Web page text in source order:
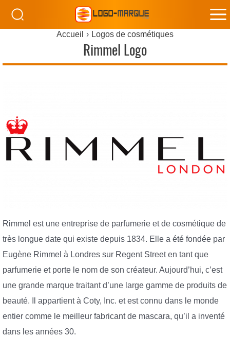
Accueil Logos de cosmétiques
Rimmel Logo
Rimmel est une entreprise de parfumerie et de cosmétique de
très longue date qui existe depuis 1834. Elle a été fondée par
Eugène Rimmel à Londres sur Regent Street en tant que
parfumerie et porte le nom de son créateur. Aujourd’hui, c’est
une grande marque traitant d’une large gamme de produits de
beauté. Il appartient à Coty, Inc. et est connu dans le monde
entier comme le meilleur fabricant de mascara, qu’il a inventé
dans les années 30.